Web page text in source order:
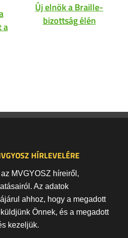
a
Új elnök a Braille-
bizottság élén
HÍRLEVELÉRE
MVGYOSZ híreiről,
Az adatok
ahhoz, hogy a megadott
Önnek, és a megadott
kezeljük.